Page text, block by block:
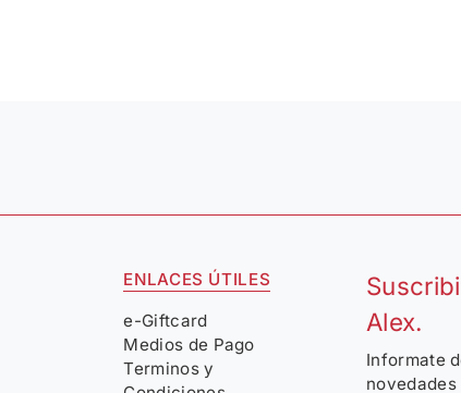
ENLACES ÚTILES
e-Giftcard
Medios de Pago
Terminos y
Alex.
Informate